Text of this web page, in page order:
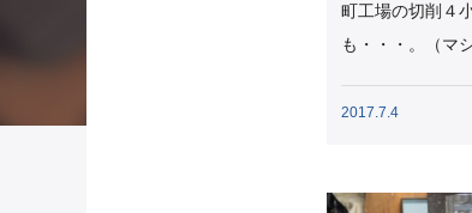
町工場の切削４
も・・・。（マ
2017.7.4